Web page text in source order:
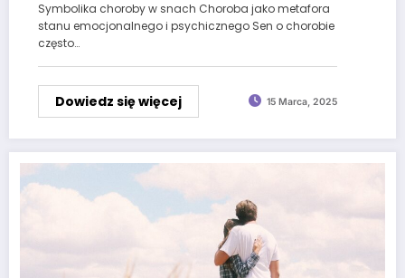
Symbolika choroby w snach Choroba jako metafora
stanu emocjonalnego i psychicznego Sen o chorobie
często…
Dowiedz się więcej 15 Marca, 2025